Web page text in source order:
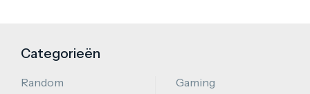
Categorieën
Random
Gaming